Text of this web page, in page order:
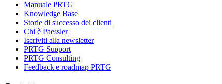
Manuale PRTG
Knowledge Base
Storie di successo dei clienti
Chi è Paessler
Iscriviti alla newsletter
PRTG Support
PRTG Consulting
Feedback e roadmap PRTG